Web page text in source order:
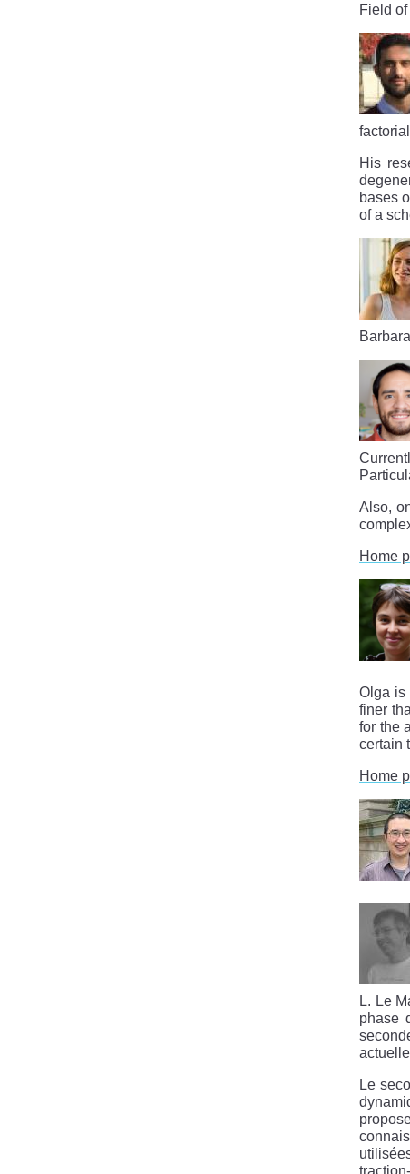
Field
His
bases
of a
Also,
Home
Olga is
finer
for the
certain
Home
L. Le
phase
Le